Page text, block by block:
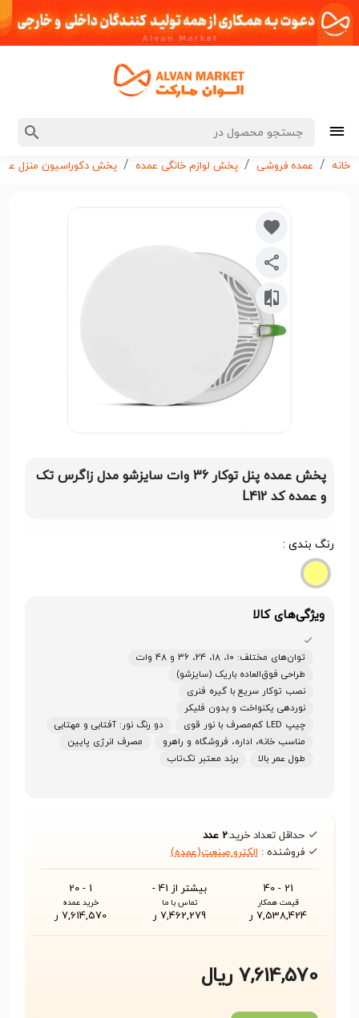
خانه عمده فروشی پخش لوازم خانگی عمده پخش دکوراسیون منزل
پخش عمده پنل توکار 36 وات سایزشو مدل زاگرس تک
و عمده کد L412
رنگ بندی :
ویژگی‌های کالا
توان‌های مختلف: ۱۰، ۱۸، ۲۴، ۳۶ و ۴۸ وات
طراحی فوق‌العاده باریک (سایزشو)
نصب توکار سریع با گیره فنری
نوردهی یکنواخت و بدون فلیکر
چیپ LED کم‌مصرف با نور قوی
دو رنگ نور: آفتابی و مهتابی
مناسب خانه، اداره، فروشگاه و راهرو
مصرف انرژی پایین
طول عمر بالا
برند معتبر تک‌تاب
حداقل تعداد خرید:2 عدد
فروشنده : الکترو صنعت(عمده)
21 - 40
قیمت همکار
7,538,424 ر
بیشتر از 41 -
تماس با ما
7,462,279 ر
1 - 20
خرید عمده
7,614,570 ر
7,614,570 ریال